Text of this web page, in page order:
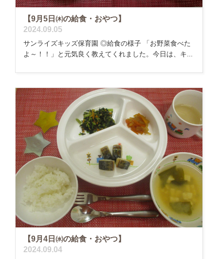
【9月5日㈭の給食・おやつ】
2024.09.05
サンライズキッズ保育園 ◎給食の様子 「お野菜食べた
よ～！！」と元気良く教えてくれました。今日は、キ...
【9月4日㈬の給食・おやつ】
2024.09.04